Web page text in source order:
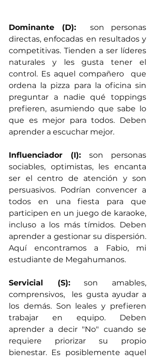
Dominante (D): son personas
directas, enfocadas en resultados y
competitivas. Tienden a ser líderes
naturales y les gusta tener el
control. Es aquel compañero  que
ordena la pizza para la oficina sin
preguntar a nadie qué toppings
prefieren, asumiendo que sabe lo
que es mejor para todos. Deben
aprender a escuchar mejor.
Influenciador (I): son personas
sociables, optimistas, les encanta
ser el centro de atención y son
persuasivos. Podrían convencer a
todos en una fiesta para que
participen en un juego de karaoke,
incluso a los más tímidos. Deben
aprender a gestionar su dispersión.
Aquí encontramos a Fabio, mi
estudiante de Megahumanos.
Servicial (S): son amables,
comprensivos,  les gusta ayudar a
los demás. Son leales y prefieren
trabajar en equipo. Deben
aprender a decir "No" cuando se
requiere priorizar su propio
bienestar. Es posiblemente aquel